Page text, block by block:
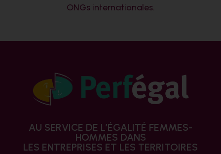
ONGs internationales.
AU SERVICE DE L’ÉGALITÉ FEMMES-
HOMMES DANS
LES ENTREPRISES ET LES TERRITOIRES